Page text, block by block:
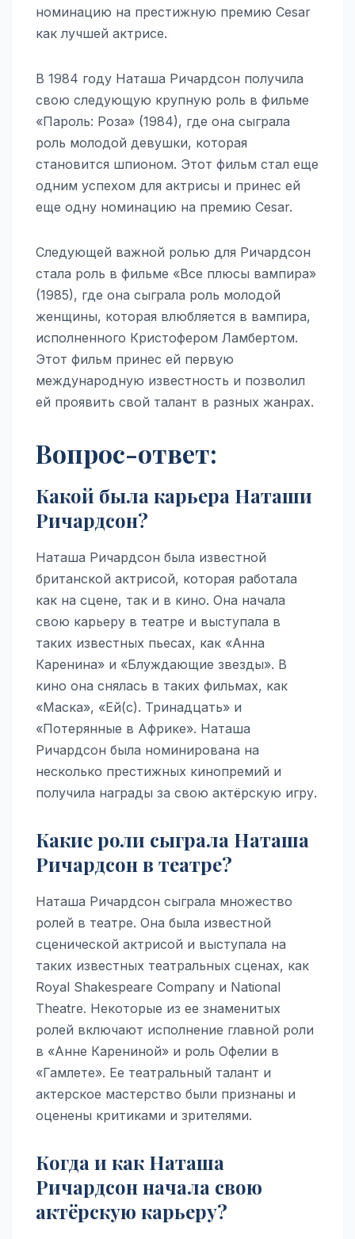
номинацию на престижную премию Cesar
как лучшей актрисе.
В 1984 году Наташа Ричардсон получила
свою следующую крупную роль в фильме
«Пароль: Роза» (1984), где она сыграла
роль молодой девушки, которая
становится шпионом. Этот фильм стал еще
одним успехом для актрисы и принес ей
еще одну номинацию на премию Cesar.
Следующей важной ролью для Ричардсон
стала роль в фильме «Все плюсы вампира»
(1985), где она сыграла роль молодой
женщины, которая влюбляется в вампира,
исполненного Кристофером Ламбертом.
Этот фильм принес ей первую
международную известность и позволил
ей проявить свой талант в разных жанрах.
Вопрос-ответ:
Какой была карьера Наташи
Ричардсон?
Наташа Ричардсон была известной
британской актрисой, которая работала
как на сцене, так и в кино. Она начала
свою карьеру в театре и выступала в
таких известных пьесах, как «Анна
Каренина» и «Блуждающие звезды». В
кино она снялась в таких фильмах, как
«Маска», «Ей(с). Тринадцать» и
«Потерянные в Африке». Наташа
Ричардсон была номинирована на
несколько престижных кинопремий и
получила награды за свою актёрскую игру.
Какие роли сыграла Наташа
Ричардсон в театре?
Наташа Ричардсон сыграла множество
ролей в театре. Она была известной
сценической актрисой и выступала на
таких известных театральных сценах, как
Royal Shakespeare Company и National
Theatre. Некоторые из ее знаменитых
ролей включают исполнение главной роли
в «Анне Карениной» и роль Офелии в
«Гамлете». Ее театральный талант и
актерское мастерство были признаны и
оценены критиками и зрителями.
Когда и как Наташа
Ричардсон начала свою
актёрскую карьеру?